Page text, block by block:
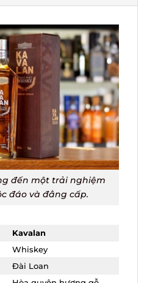
đến một trải nghiệm
đáo và đẳng cấp.
Kavalan
Whiskey
Đài Loan